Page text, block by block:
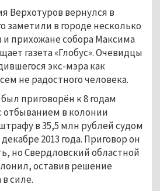
Верхотуров вернулся в
заметили в городе несколько
прихожане собора Максима
газета «Глобус». Очевидцы
экс-мэра как
не радостного человека.
приговорён к 8 годам
в колонии
в 35,5 млн рублей судом
2013 года. Приговор он
но Свердловский областной
оставив решение
силе.